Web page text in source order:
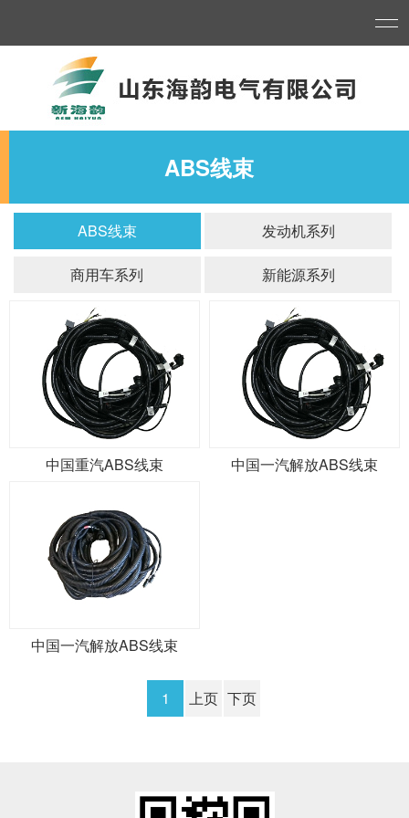
ABS线束
ABS线束 发动机系列
商用车系列 新能源系列
中国重汽ABS线束 中国一汽解放ABS线束
中国一汽解放ABS线束
1 上页 下页